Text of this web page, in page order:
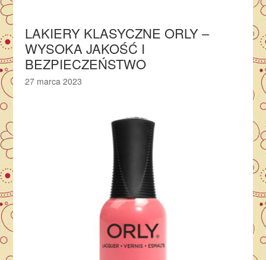
LAKIERY KLASYCZNE ORLY –
WYSOKA JAKOŚĆ I
BEZPIECZEŃSTWO
27 marca 2023